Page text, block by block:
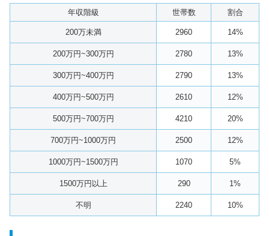
年収階級 世帯数 割合
200万未満 2960 14%
200万円~300万円 2780 13%
300万円~400万円 2790 13%
400万円~500万円 2610 12%
500万円~700万円 4210 20%
700万円~1000万円 2500 12%
1000万円~1500万円 1070 5%
1500万円以上 290 1%
不明 2240 10%